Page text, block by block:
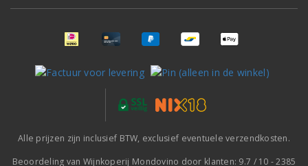
Alle prijzen zijn inclusief BTW, exclusief eventuele verzendkosten.
Beoordeling van Wijnkoperij Mondovino door klanten: 9.7 / 10 -2385